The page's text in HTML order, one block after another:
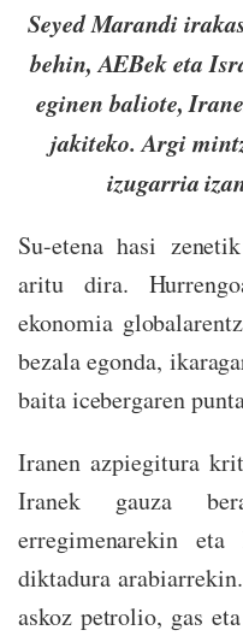
Seyed Marandi
behin, AEBek eta
eginen baliote,
jakiteko. Argi
izugarria
Su-etena hasi
aritu dira.
ekonomia
bezala egonda,
baita icebergaren
Iranen azpiegitura
Iranek gauza
erregimenarekin
diktadura
askoz petrolio, gas